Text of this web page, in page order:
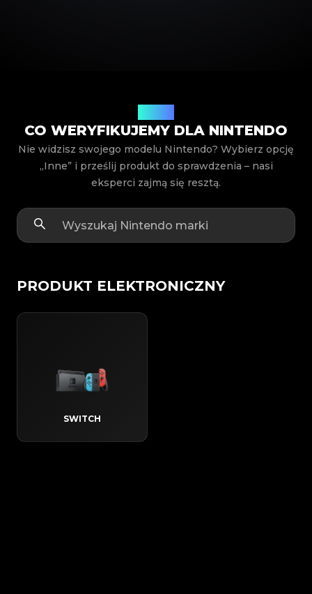
CO WERYFIKUJEMY DLA NINTENDO
Nie widzisz swojego modelu Nintendo? Wybierz opcję
„Inne” i prześlij produkt do sprawdzenia – nasi
eksperci zajmą się resztą.
PRODUKT ELEKTRONICZNY
SWITCH